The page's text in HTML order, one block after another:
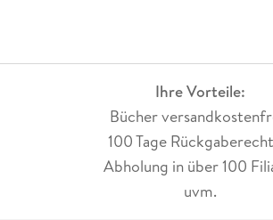
Ihre Vorteile:
Bücher
100 Tage
Abholung in über 100
uvm.